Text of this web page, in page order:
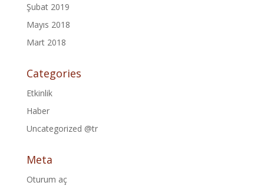
Şubat 2019
Mayıs 2018
Mart 2018
Categories
Etkinlik
Haber
Uncategorized @tr
Meta
Oturum aç